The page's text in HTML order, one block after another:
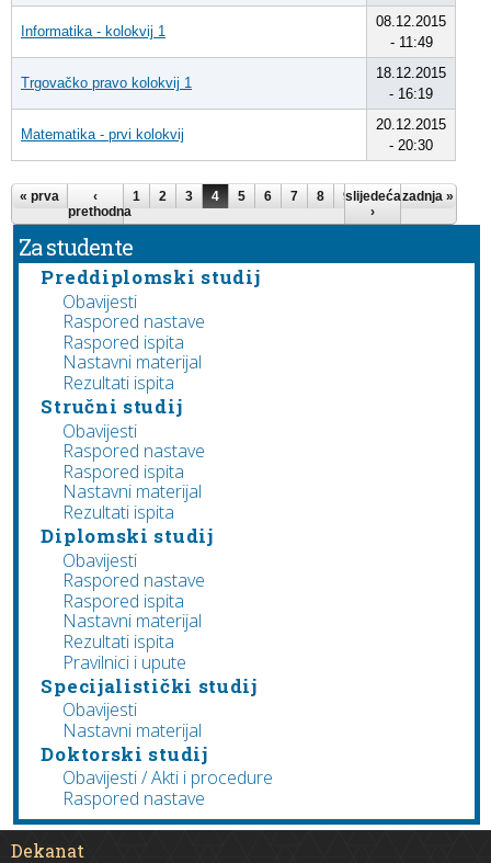
Informatika - kolokvij 1
08.12.2015
- 11:49
Trgovačko pravo kolokvij 1
18.12.2015
- 16:19
Matematika - prvi kolokvij
20.12.2015
- 20:30
Stranice
« prva
‹
prethodna
1 2 3 4 5 6 7 8 9 …
slijedeća
›
zadnja »
Za studente
Preddiplomski studij
Obavijesti
Raspored nastave
Raspored ispita
Nastavni materijal
Rezultati ispita
Stručni studij
Obavijesti
Raspored nastave
Raspored ispita
Nastavni materijal
Rezultati ispita
Diplomski studij
Obavijesti
Raspored nastave
Raspored ispita
Nastavni materijal
Rezultati ispita
Pravilnici i upute
Specijalistički studij
Obavijesti
Nastavni materijal
Doktorski studij
Obavijesti / Akti i procedure
Raspored nastave
Dekanat